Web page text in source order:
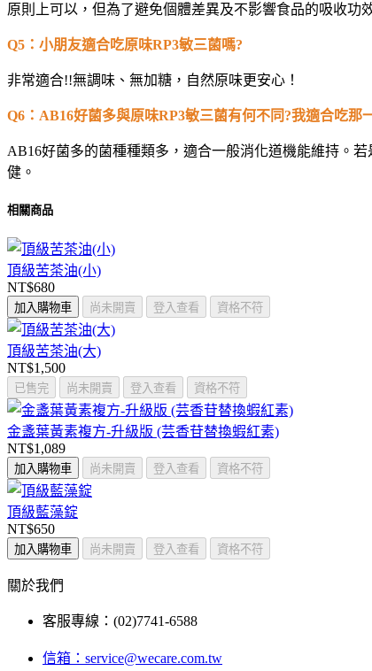
原則上可以，但為了避免個體差異及不影響食品的吸收功
Q5 ：小朋友適合吃原味RP3敏三菌嗎?
非常適合!!無調味、無加糖，自然原味更安心！
Q6 ：AB16好菌多與原味RP3敏三菌有何不同?我適合吃那
AB16好菌多的菌種種類多，適合一般消化道機能維持。
健。
相關商品
頂級苦茶油(小)
NT$680
加入購物車 尚未開賣 登入查看 資格不符
頂級苦茶油(大)
NT$1,500
已售完 尚未開賣 登入查看 資格不符
金盞葉黃素複方-升級版 (芸香苷替換蝦紅素)
NT$1,089
加入購物車 尚未開賣 登入查看 資格不符
頂級藍藻錠
NT$650
加入購物車 尚未開賣 登入查看 資格不符
關於我們
客服專線：(02)7741-6588
信箱： service@wecare.com.tw